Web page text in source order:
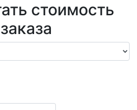
стоимость
заказа